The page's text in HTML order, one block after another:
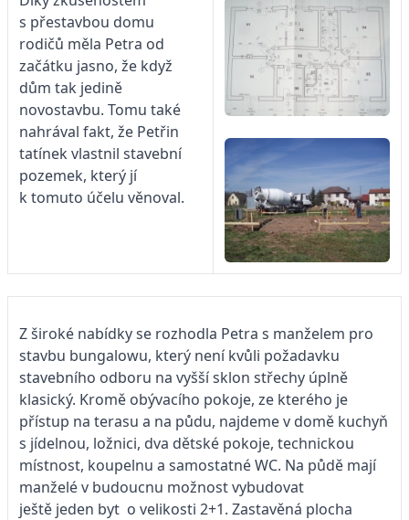
s přestavbou domu
rodičů měla Petra od
začátku jasno, že když
dům tak jedině
novostavbu. Tomu také
nahrával fakt, že Petřin
tatínek vlastnil stavební
pozemek, který jí
k tomuto účelu věnoval.
Z široké nabídky se rozhodla Petra s manželem pro
stavbu bungalowu, který není kvůli požadavku
stavebního odboru na vyšší sklon střechy úplně
klasický. Kromě obývacího pokoje, ze kterého je
přístup na terasu a na půdu, najdeme v domě kuchyň
s jídelnou, ložnici, dva dětské pokoje, technickou
místnost, koupelnu a samostatné WC. Na půdě mají
manželé v budoucnu možnost vybudovat
ještě jeden byt o velikosti 2+1. Zastavěná plocha